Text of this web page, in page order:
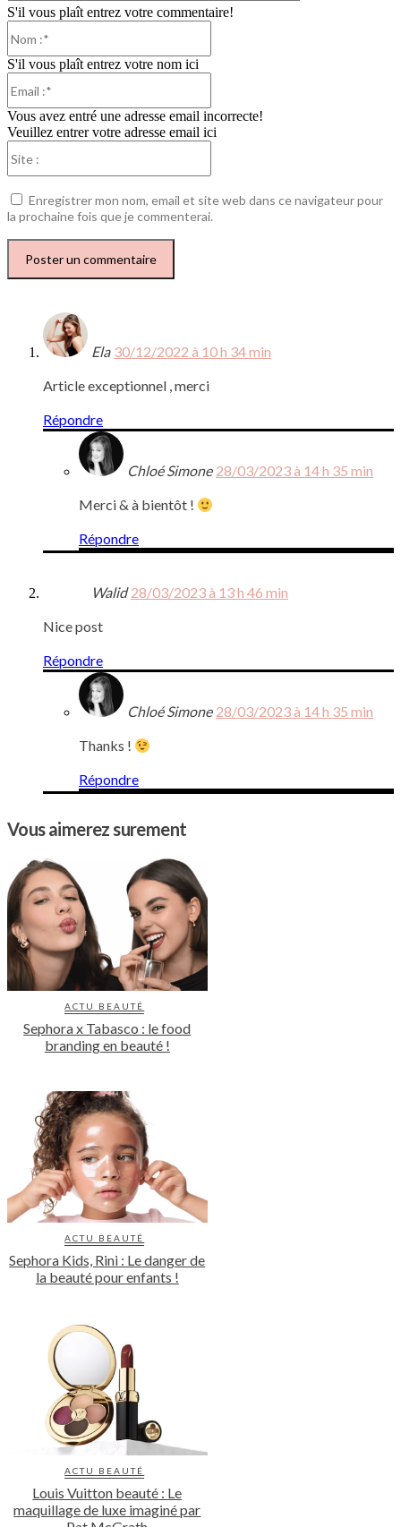
Ela 30/12/2022 à 10 h 34 min
Article exceptionnel , merci
Répondre
Chloé Simone 28/03/2023 à 14 h 35 min
Merci & à bientôt !
Répondre
Walid 28/03/2023 à 13 h 46 min
Nice post
Répondre
Chloé Simone 28/03/2023 à 14 h 35 min
Thanks !
Répondre
S'il vous plaît entrez votre commentaire!
S'il vous plaît entrez votre nom ici
Vous avez entré une adresse email incorrecte!
Veuillez entrer votre adresse email ici
Enregistrer mon nom, email et site web dans ce navigateur pour
la prochaine fois que je commenterai.
Vous aimerez surement
ACTU BEAUTÉ
Sephora x Tabasco : le food
branding en beauté !
ACTU BEAUTÉ
Sephora Kids, Rini : Le danger de
la beauté pour enfants !
ACTU BEAUTÉ
Louis Vuitton beauté : Le
maquillage de luxe imaginé par